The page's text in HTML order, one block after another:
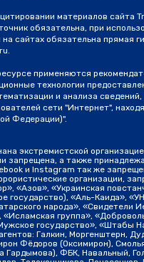
материалов сайта
обязательна, при
сайтах обязательна прямая
применяются
технологии
и анализа
сети "Интернет",
Федерации)".
экстремистской
запрещена, а также
и Instagram так же
организации,
«Азов», «Украинская
государство), «Аль-Каида»,
народа», «Свидетели
группа»,
государство», «Штабы
Галкин, Моргенштерн,
Фёдоров (Оксимирон),
Гардымова), ФБК, Навальный,